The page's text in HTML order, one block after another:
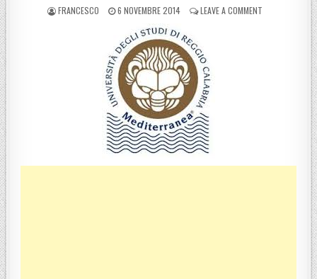
POSTED BY
FRANCESCO POSTED ON
6 NOVEMBRE 2014 LEAVE A COMMENT ON ALLERTA